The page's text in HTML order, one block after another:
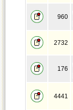
960
2732
176
4441